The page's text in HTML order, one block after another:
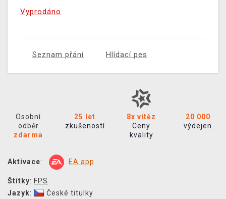
Vyprodáno
Seznam přání Hlídací pes
Osobní
odběr
zdarma
25 let
zkušeností
8x vítěz
Ceny
kvality
20 000
výdejen
Aktivace: EA app
Štítky: FPS
Jazyk:
České titulky